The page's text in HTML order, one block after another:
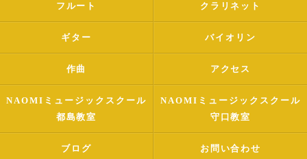
フルート クラリネット
ギター バイオリン
作曲 アクセス
NAOMIミュージックスクール
都島教室
NAOMIミュージックスクール
守口教室
ブログ お問い合わせ